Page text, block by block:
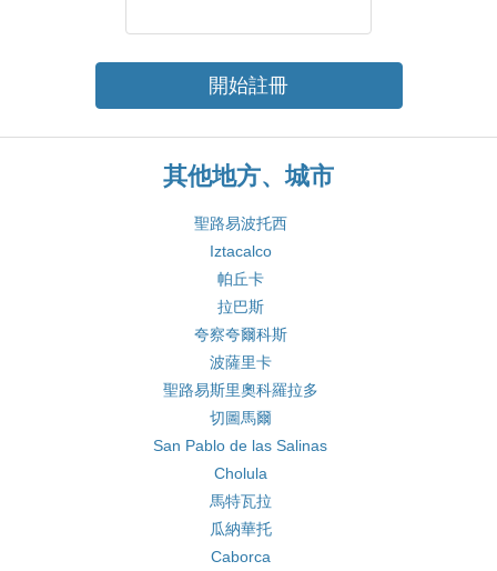
開始註冊
其他地方、城市
聖路易波托西
Iztacalco
帕丘卡
拉巴斯
夸察夸爾科斯
波薩里卡
聖路易斯里奧科羅拉多
切圖馬爾
San Pablo de las Salinas
Cholula
馬特瓦拉
瓜納華托
Caborca